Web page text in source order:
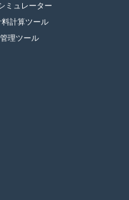
ミュレーター
計算ツール
理ツール